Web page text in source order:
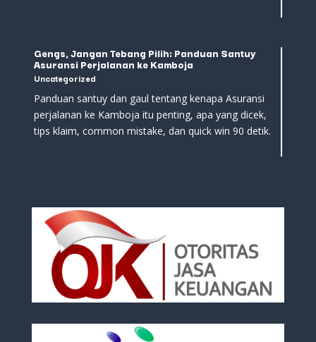
Gengs, Jangan Tebang Pilih: Panduan Santuy
Asuransi Perjalanan ke Kamboja
Uncategorized
Panduan santuy dan gaul tentang kenapa Asuransi
perjalanan ke Kamboja itu penting, apa yang dicek,
tips klaim, common mistake, dan quick win 90 detik.